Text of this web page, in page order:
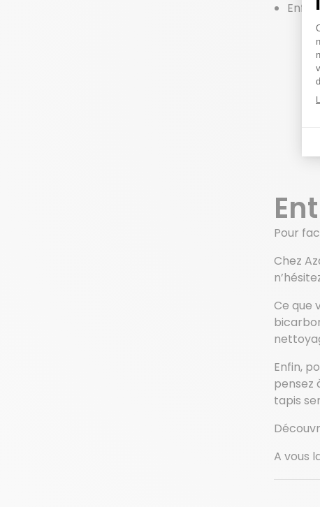
Pour
Chez
Ce que
Enfin,
pensez
tapis
A vous